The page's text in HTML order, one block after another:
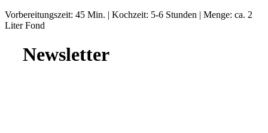
Vorbereitungszeit: 45 Min. | Kochzeit: 5-6 Stunden | Menge: ca. 2
Liter Fond
Newsletter